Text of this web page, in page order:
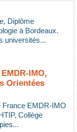
Diplôme
à Bordeaux.
universités...
IMO,
Orientées
France EMDR-IMO
Collège